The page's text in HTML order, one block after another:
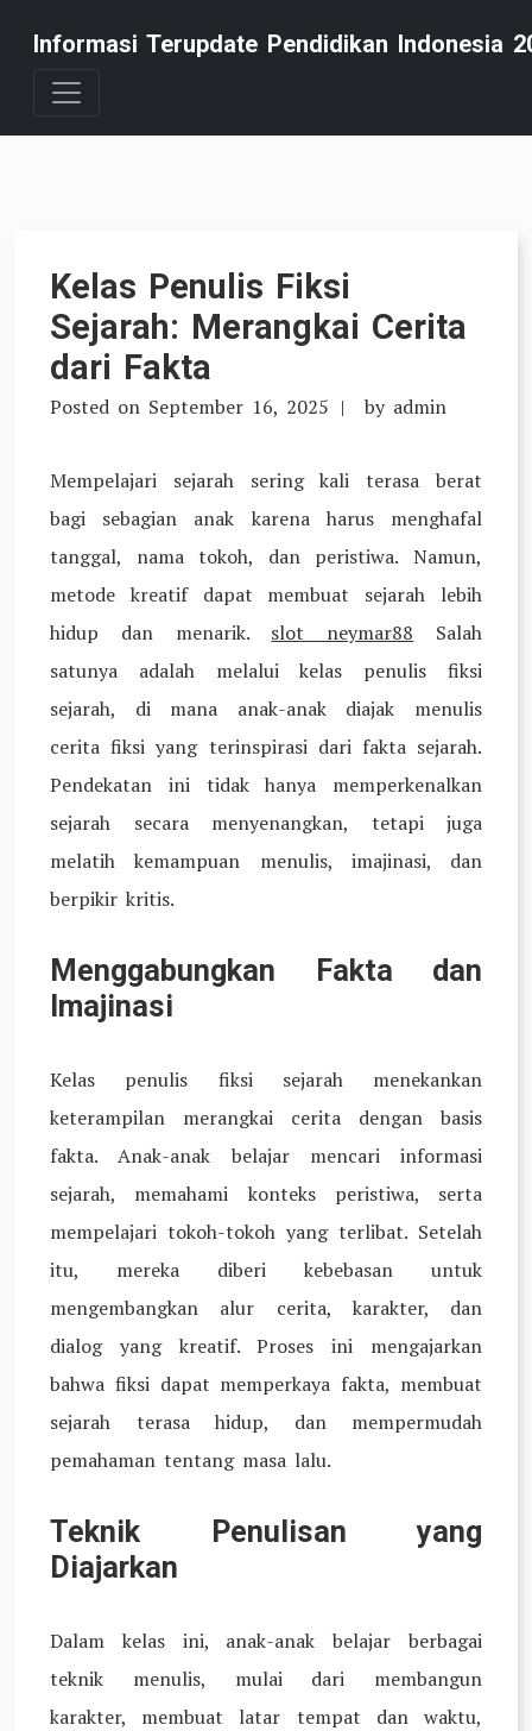
content
Informasi Terupdate Pendidikan Indonesia
Kelas Penulis Fiksi
Sejarah: Merangkai Cerita
dari Fakta
Posted on September 16, 2025 by admin
Mempelajari sejarah sering kali terasa berat
bagi sebagian anak karena harus menghafal
tanggal, nama tokoh, dan peristiwa. Namun,
metode kreatif dapat membuat sejarah lebih
hidup dan menarik. slot neymar88 Salah
satunya adalah melalui kelas penulis fiksi
sejarah, di mana anak-anak diajak menulis
cerita fiksi yang terinspirasi dari fakta sejarah.
Pendekatan ini tidak hanya memperkenalkan
sejarah secara menyenangkan, tetapi juga
melatih kemampuan menulis, imajinasi, dan
berpikir kritis.
Menggabungkan Fakta dan
Imajinasi
Kelas penulis fiksi sejarah menekankan
keterampilan merangkai cerita dengan basis
fakta. Anak-anak belajar mencari informasi
sejarah, memahami konteks peristiwa, serta
mempelajari tokoh-tokoh yang terlibat. Setelah
itu, mereka diberi kebebasan untuk
mengembangkan alur cerita, karakter, dan
dialog yang kreatif. Proses ini mengajarkan
bahwa fiksi dapat memperkaya fakta, membuat
sejarah terasa hidup, dan mempermudah
pemahaman tentang masa lalu.
Teknik Penulisan yang
Diajarkan
Dalam kelas ini, anak-anak belajar berbagai
teknik menulis, mulai dari membangun
karakter, membuat latar tempat dan waktu,